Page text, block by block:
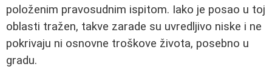
položenim pravosudnim ispitom. Iako je posao u toj
oblasti tražen, takve zarade su uvredljivo niske i ne
pokrivaju ni osnovne troškove života, posebno u
gradu.